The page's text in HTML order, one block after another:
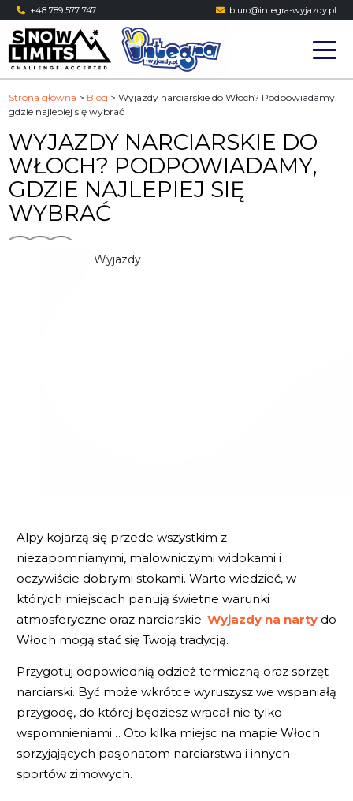
to
content
+48 789 577 747 biuro@integra-wyjazdy.pl
Strona główna > Blog > Wyjazdy narciarskie do Włoch? Podpowiadamy,
gdzie najlepiej się wybrać
WYJAZDY NARCIARSKIE DO
WŁOCH? PODPOWIADAMY,
GDZIE NAJLEPIEJ SIĘ
WYBRAĆ
Alpy kojarzą się przede wszystkim z
niezapomnianymi, malowniczymi widokami i
oczywiście dobrymi stokami. Warto wiedzieć, w
których miejscach panują świetne warunki
atmosferyczne oraz narciarskie. Wyjazdy na nartydo
Włoch mogą stać się Twoją tradycją.
Przygotuj odpowiednią odzież termiczną oraz sprzęt
narciarski. Być może wkrótce wyruszysz we wspaniałą
przygodę, do której będziesz wracał nie tylko
wspomnieniami… Oto kilka miejsc na mapie Włoch
sprzyjających pasjonatom narciarstwa i innych
sportów zimowych.